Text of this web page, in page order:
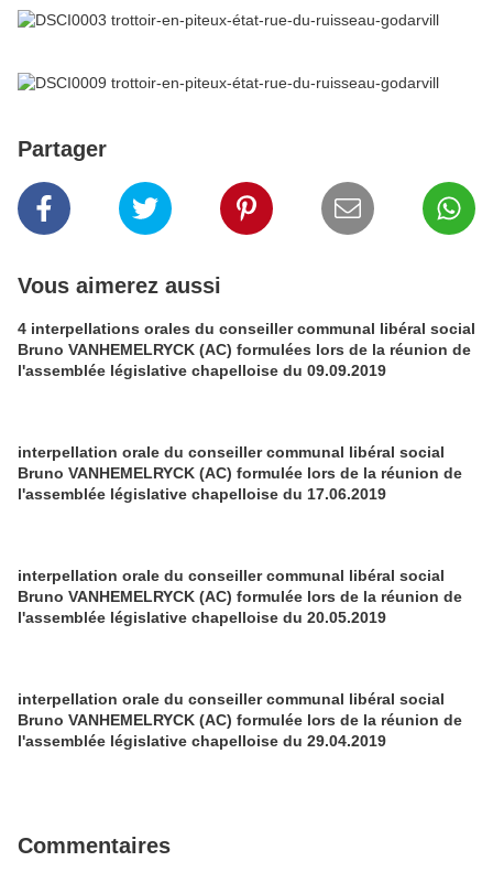
Partager
Vous aimerez aussi
4 interpellations orales du conseiller communal libéral social
Bruno VANHEMELRYCK (AC) formulées lors de la réunion de
l'assemblée législative chapelloise du 09.09.2019
interpellation orale du conseiller communal libéral social
Bruno VANHEMELRYCK (AC) formulée lors de la réunion de
l'assemblée législative chapelloise du 17.06.2019
interpellation orale du conseiller communal libéral social
Bruno VANHEMELRYCK (AC) formulée lors de la réunion de
l'assemblée législative chapelloise du 20.05.2019
interpellation orale du conseiller communal libéral social
Bruno VANHEMELRYCK (AC) formulée lors de la réunion de
l'assemblée législative chapelloise du 29.04.2019
Commentaires